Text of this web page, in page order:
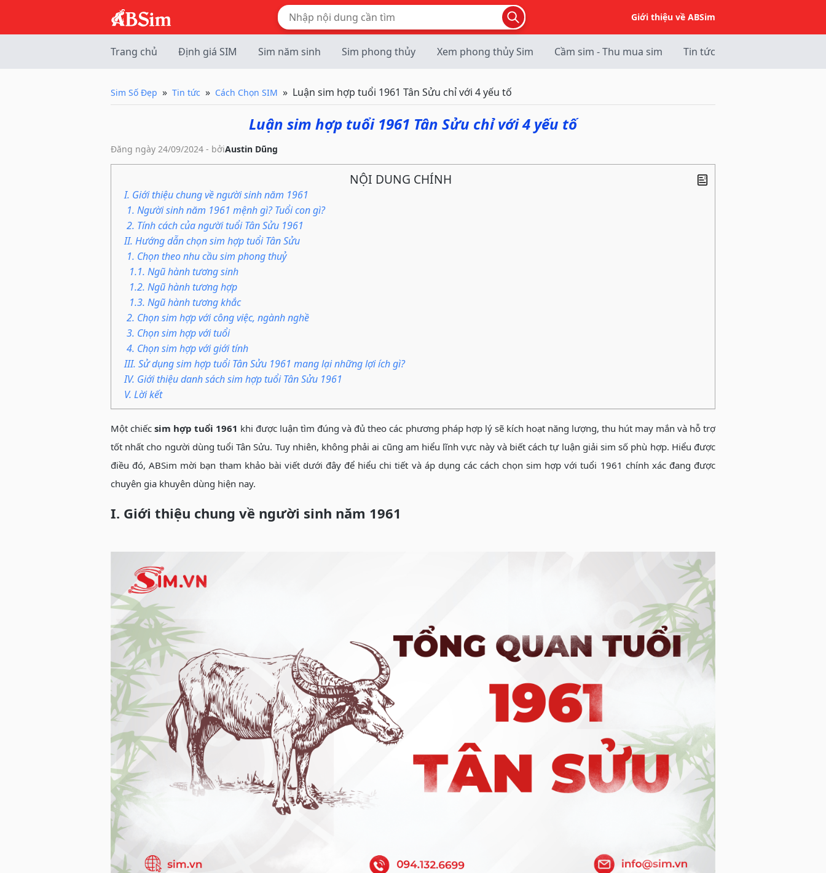
Giới thiệu về ABSim
Trang chủ Định giá SIM Sim năm sinh Sim phong thủy Xem phong thủy Sim Cầm sim - Thu mua sim Tin tức
Sim Số Đẹp Tin tức Cách Chọn SIM Luận sim hợp tuổi 1961 Tân Sửu chỉ với 4 yếu tố
Luận sim hợp tuổi 1961 Tân Sửu chỉ với 4 yếu tố
Đăng ngày 24/09/2024 - bởiAustin Dũng
NỘI DUNG CHÍNH
I. Giới thiệu chung về người sinh năm 1961
1. Người sinh năm 1961 mệnh gì? Tuổi con gì?
2. Tính cách của người tuổi Tân Sửu 1961
II. Hướng dẫn chọn sim hợp tuổi Tân Sửu
1. Chọn theo nhu cầu sim phong thuỷ
1.1. Ngũ hành tương sinh
1.2. Ngũ hành tương hợp
1.3. Ngũ hành tương khắc
2. Chọn sim hợp với công việc, ngành nghề
3. Chọn sim hợp với tuổi
4. Chọn sim hợp với giới tính
III. Sử dụng sim hợp tuổi Tân Sửu 1961 mang lại những lợi ích gì?
IV. Giới thiệu danh sách sim hợp tuổi Tân Sửu 1961
V. Lời kết
Một chiếcsim hợp tuổi 1961 khi được luận tìm đúng và đủ theo các phương pháp hợp lý sẽ kích hoạt năng lượng, thu hút may mắn và hỗ trợ
tốt nhất cho người dùng tuổi Tân Sửu. Tuy nhiên, không phải ai cũng am hiểu lĩnh vực này và biết cách tự luận giải sim số phù hợp. Hiểu được
điều đó, ABSim mời bạn tham khảo bài viết dưới đây để hiểu chi tiết và áp dụng các cách chọn sim hợp với tuổi 1961 chính xác đang được
chuyên gia khuyên dùng hiện nay.
I. Giới thiệu chung về người sinh năm 1961